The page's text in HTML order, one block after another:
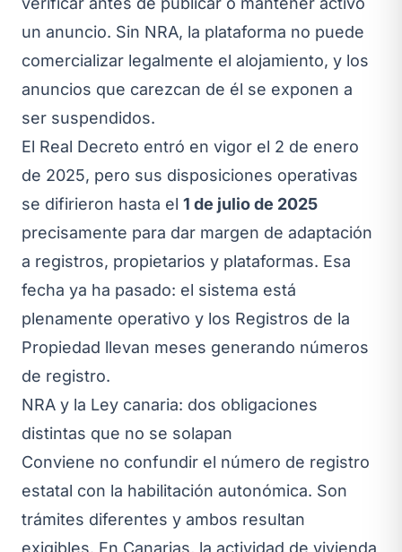
un anuncio. Sin NRA, la plataforma no puede
comercializar legalmente el alojamiento, y los
anuncios que carezcan de él se exponen a
ser suspendidos.
El Real Decreto entró en vigor el 2 de enero
de 2025, pero sus disposiciones operativas
se difirieron hasta el 1 de julio de 2025
precisamente para dar margen de adaptación
a registros, propietarios y plataformas. Esa
fecha ya ha pasado: el sistema está
plenamente operativo y los Registros de la
Propiedad llevan meses generando números
de registro.
NRA y la Ley canaria: dos obligaciones
distintas que no se solapan
Conviene no confundir el número de registro
estatal con la habilitación autonómica. Son
trámites diferentes y ambos resultan
exigibles. En Canarias, la actividad de vivienda